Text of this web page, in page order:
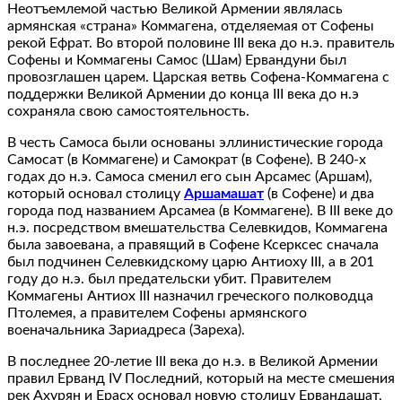
Неотъемлемой частью Великой Армении являлась
армянская «страна» Коммагена, отделяемая от Софены
рекой Ефрат. Во второй половине ΙΙI века до н.э. правитель
Софены и Коммагены Самос (Шам) Ервандуни был
провозглашен царем. Царская ветвь Софена-Коммагена с
поддержки Великой Армении до конца ΙΙI века до н.э
сохраняла свою самостоятельность.
В честь Самоса были основаны эллинистические города
Самосат (в Коммагене) и Самократ (в Софене). В 240-х
годах до н.э. Самоса сменил его сын Арсамес (Аршам),
который основал столицу Аршамашат (в Софене) и два
города под названием Арсамеа (в Коммагене). В ΙΙI веке до
н.э. посредством вмешательства Селевкидов, Коммагена
была завоевана, а правящий в Софене Ксерксес сначала
был подчинен Селевкидскому царю Антиоху ΙΙI, а в 201
году до н.э. был предательски убит. Правителем
Коммагены Антиох ΙΙI назначил греческого полководца
Птолемея, а правителем Софены армянского
военачальника Зариадреса (Зареха).
В последнее 20-летие ΙΙI века до н.э. в Великой Армении
правил Ерванд ΙV Последний, который на месте смешения
рек Ахурян и Ерасх основал новую столицу Ервандашат,